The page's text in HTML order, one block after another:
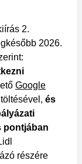
2.
2026.
Google
és
pontjában
részére